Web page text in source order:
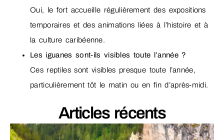
Oui, le fort accueille régulièrement des expositions
temporaires et des animations liées à l’histoire et à
la culture caribéenne.
Les iguanes sont-ils visibles toute l’année ?
Ces reptiles sont visibles presque toute l’année,
particulièrement tôt le matin ou en fin d’après-midi.
Articles récents